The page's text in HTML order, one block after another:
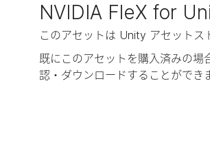
NVIDIA FleX for
このアセットは Unity アセットス
既にこのアセットを購入済みの場
認・ダウンロードすることができ